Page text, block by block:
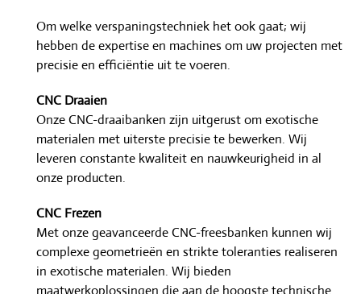
Om welke verspaningstechniek het ook gaat; wij
hebben de expertise en machines om uw projecten met
precisie en efficiëntie uit te voeren.
CNC Draaien
Onze CNC-draaibanken zijn uitgerust om exotische
materialen met uiterste precisie te bewerken. Wij
leveren constante kwaliteit en nauwkeurigheid in al
onze producten.
CNC Frezen
Met onze geavanceerde CNC-freesbanken kunnen wij
complexe geometrieën en strikte toleranties realiseren
in exotische materialen. Wij bieden
maatwerkoplossingen die aan de hoogste technische